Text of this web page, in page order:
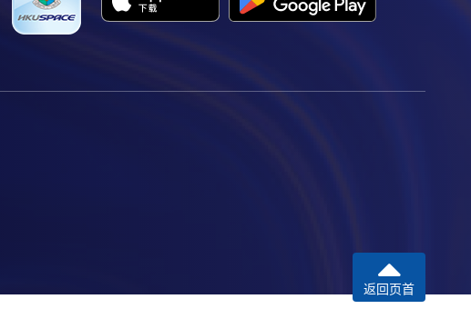
返回页首